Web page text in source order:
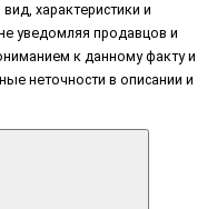
характеристики и
уведомляя продавцов и
к данному факту и
неточности в описании и